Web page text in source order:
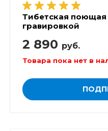
Тибетская поющая
гравировкой
2 890 руб.
Товара пока нет в